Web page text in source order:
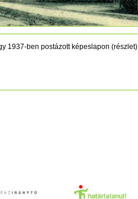
1937-ben postázott képeslapon (részlet)